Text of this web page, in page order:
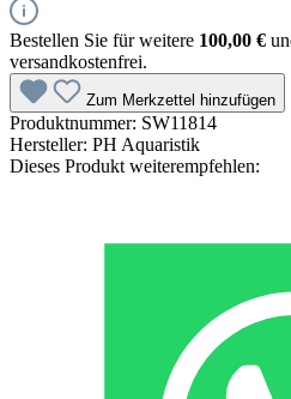
Bestellen Sie für weitere 100,00 €
versandkostenfrei.
Zum Merkzettel hinzufügen
Produktnummer: SW11814
Hersteller: PH Aquaristik
Dieses Produkt weiterempfehlen: